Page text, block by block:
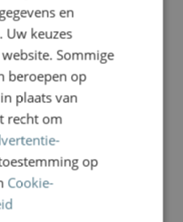
en
Uw keuzes
Sommige
beroepen op
plaats van
recht om
op
Cookie-